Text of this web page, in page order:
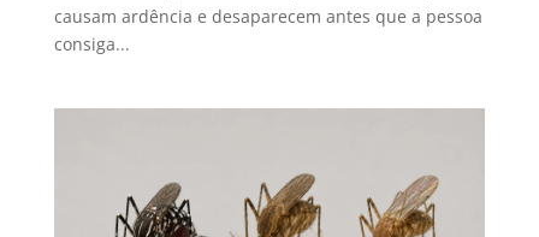
causam ardência e desaparecem antes que a pessoa
consiga...